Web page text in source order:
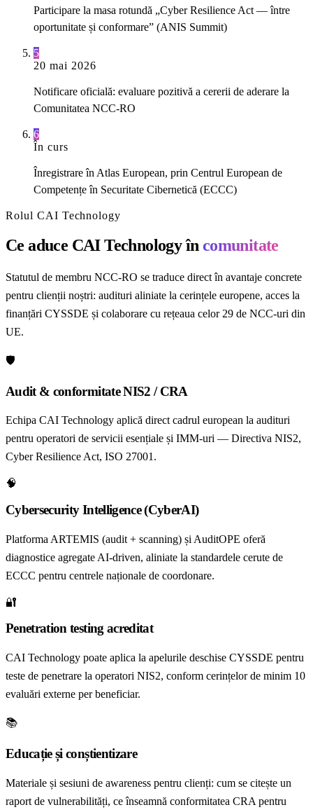
Participare la masa rotundă „Cyber Resilience Act — între
oportunitate și conformare” (ANIS Summit)
5
20 mai 2026
Notificare oficială: evaluare pozitivă a cererii de aderare la
Comunitatea NCC-RO
6
În curs
Înregistrare în Atlas European, prin Centrul European de
Competențe în Securitate Cibernetică (ECCC)
Rolul CAI Technology
Ce aduce CAI Technology în comunitate
Statutul de membru NCC-RO se traduce direct în avantaje concrete
pentru clienții noștri: audituri aliniate la cerințele europene, acces la
finanțări CYSSDE și colaborare cu rețeaua celor 29 de NCC-uri din
UE.
🛡️
Audit & conformitate NIS2 / CRA
Echipa CAI Technology aplică direct cadrul european la audituri
pentru operatori de servicii esențiale și IMM-uri — Directiva NIS2,
Cyber Resilience Act, ISO 27001.
🧠
Cybersecurity Intelligence (CyberAI)
Platforma ARTEMIS (audit + scanning) și AuditOPE oferă
diagnostice agregate AI-driven, aliniate la standardele cerute de
ECCC pentru centrele naționale de coordonare.
🔐
Penetration testing acreditat
CAI Technology poate aplica la apelurile deschise CYSSDE pentru
teste de penetrare la operatori NIS2, conform cerințelor de minim 10
evaluări externe per beneficiar.
📚
Educație și conștientizare
Materiale și sesiuni de awareness pentru clienți: cum se citește un
raport de vulnerabilități, ce înseamnă conformitatea CRA pentru